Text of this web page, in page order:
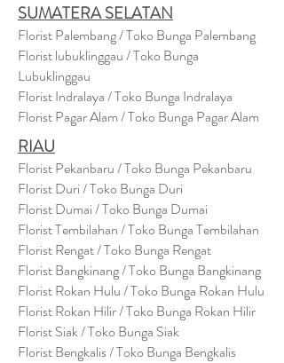
SUMATERA SELATAN
Florist Palembang / Toko Bunga Palembang
Florist lubuklinggau / Toko Bunga
Lubuklinggau
Florist Indralaya / Toko Bunga Indralaya
Florist Pagar Alam / Toko Bunga Pagar Alam
RIAU
Florist Pekanbaru / Toko Bunga Pekanbaru
Florist Duri / Toko Bunga Duri
Florist Dumai / Toko Bunga Dumai
Florist Tembilahan / Toko Bunga Tembilahan
Florist Rengat / Toko Bunga Rengat
Florist Bangkinang / Toko Bunga Bangkinang
Florist Rokan Hulu / Toko Bunga Rokan Hulu
Florist Rokan Hilir / Toko Bunga Rokan Hilir
Florist Siak / Toko Bunga Siak
Florist Bengkalis / Toko Bunga Bengkalis